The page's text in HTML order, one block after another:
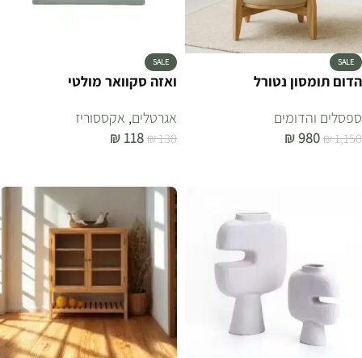
SALE
הדום תומסון נטורל
ספסלים והדומים
₪1,150
₪980
SALE
ואזה סקוואר מולטי
אגרטלים, אקססוריז
₪138
₪ 118